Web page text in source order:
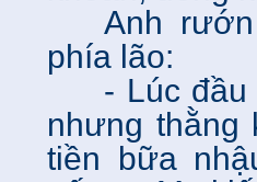
Anh
phía lão:
- Lúc
nhưng thằng
tiền bữa